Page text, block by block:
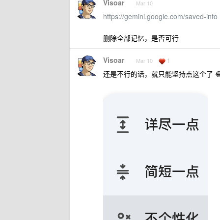
Visoar Mar 10
https://gemini.google.com/saved-info
删除全部记忆，是否可行
Visoar Mar 10 1
还是不行的话，就只能坚持点这个了